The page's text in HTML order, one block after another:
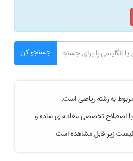
جستجو کن
به رشتهرياضیاست.
با اصطلاح تخصصیمعادله ی سادهو
لیست زیر قابل مشاهده است